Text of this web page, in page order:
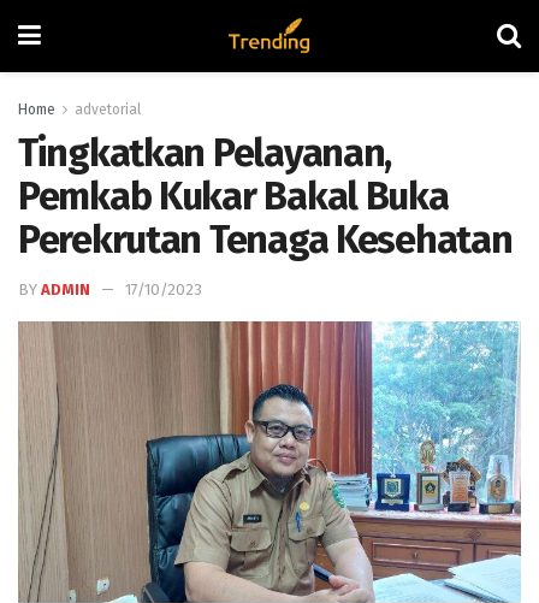
Home advetorial
Tingkatkan Pelayanan,
Pemkab Kukar Bakal Buka
Perekrutan Tenaga Kesehatan
BY ADMIN 17/10/2023